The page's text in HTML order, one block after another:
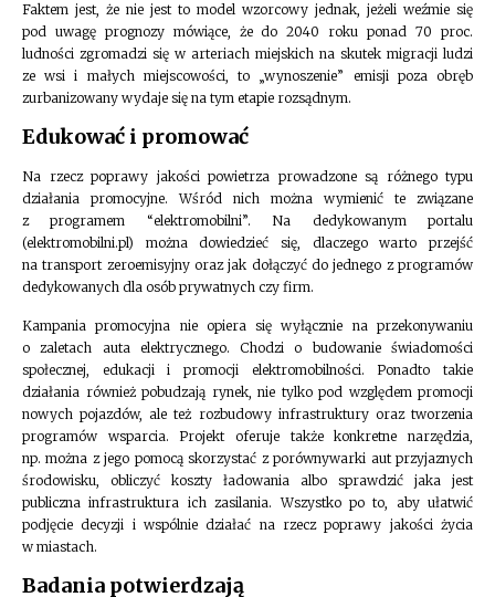
Faktem jest, że nie jest to model wzorcowy jednak, jeżeli weźmie się
pod uwagę prognozy mówiące, że do 2040 roku ponad 70 proc.
ludności zgromadzi się w arteriach miejskich na skutek migracji ludzi
ze wsi i małych miejscowości, to „wynoszenie” emisji poza obręb
zurbanizowany wydaje się na tym etapie rozsądnym.
Edukować i promować
Na rzecz poprawy jakości powietrza prowadzone są różnego typu
działania promocyjne. Wśród nich można wymienić te związane
z programem “elektromobilni”. Na dedykowanym portalu
(elektromobilni.pl) można dowiedzieć się, dlaczego warto przejść
na transport zeroemisyjny oraz jak dołączyć do jednego z programów
dedykowanych dla osób prywatnych czy firm.
Kampania promocyjna nie opiera się wyłącznie na przekonywaniu
o zaletach auta elektrycznego. Chodzi o budowanie świadomości
społecznej, edukacji i promocji elektromobilności. Ponadto takie
działania również pobudzają rynek, nie tylko pod względem promocji
nowych pojazdów, ale też rozbudowy infrastruktury oraz tworzenia
programów wsparcia. Projekt oferuje także konkretne narzędzia,
np. można z jego pomocą skorzystać z porównywarki aut przyjaznych
środowisku, obliczyć koszty ładowania albo sprawdzić jaka jest
publiczna infrastruktura ich zasilania. Wszystko po to, aby ułatwić
podjęcie decyzji i wspólnie działać na rzecz poprawy jakości życia
w miastach.
Badania potwierdzają